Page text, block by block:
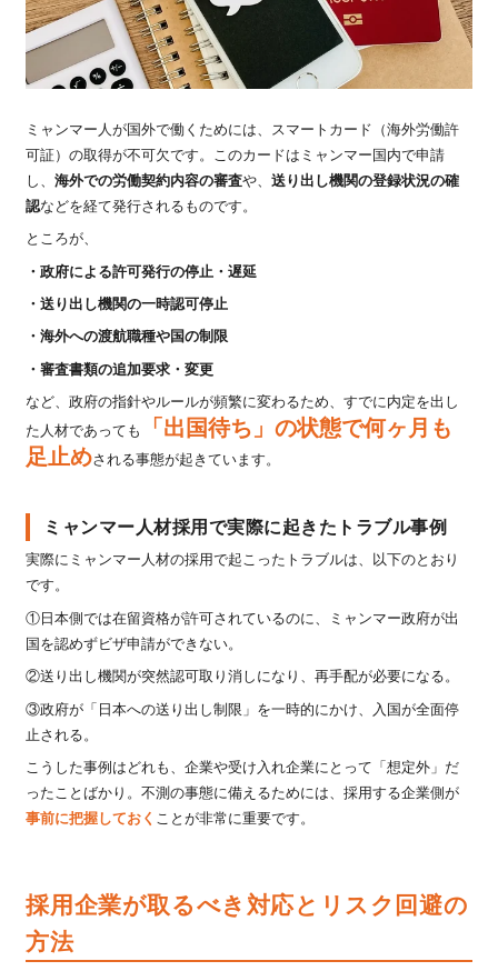
ミャンマー人が国外で働くためには、スマートカード（海外労働許
可証）の取得が不可欠です。このカードはミャンマー国内で申請
し、海外での労働契約内容の審査や、送り出し機関の登録状況の確
認などを経て発行されるものです。
ところが、
・政府による許可発行の停止・遅延
・送り出し機関の一時認可停止
・海外への渡航職種や国の制限
・審査書類の追加要求・変更
など、政府の指針やルールが頻繁に変わるため、すでに内定を出し
た人材であっても
「出国待ち」の状態で何ヶ月も
足止めされる事態が起きています。
ミャンマー人材採用で実際に起きたトラブル事例
実際にミャンマー人材の採用で起こったトラブルは、以下のとおり
です。
①日本側では在留資格が許可されているのに、ミャンマー政府が出
国を認めずビザ申請ができない。
②送り出し機関が突然認可取り消しになり、再手配が必要になる。
③政府が「日本への送り出し制限」を一時的にかけ、入国が全面停
止される。
こうした事例はどれも、企業や受け入れ企業にとって「想定外」だ
ったことばかり。不測の事態に備えるためには、採用する企業側が
事前に把握しておく ことが非常に重要です。
採用企業が取るべき対応とリスク回避の
方法